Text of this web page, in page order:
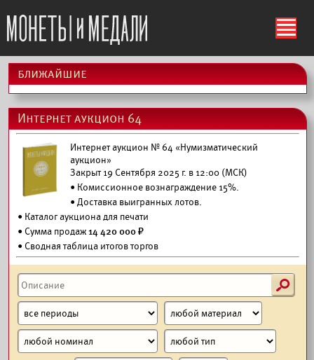
ś
ближайшие
Интернет аукцион 64
Интернет аукцион № 64 «Нумизматический
аукцион»
Закрыт 19 Сентября 2025 г. в 12:00 (МСК)
• Комиссионное вознаграждение 15%.
•Доставка выигранных лотов.
• Каталог аукциона для печати
• Сумма продаж14 420 000 ₽
• Сводная таблица итогов торгов
s